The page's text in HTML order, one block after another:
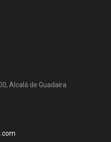
Alcalá de Guadaíra